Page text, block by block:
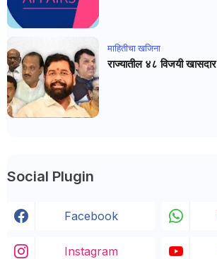
माहितीचा खजिना
राज्यातील ४८ विजयी खासदार
Social Plugin
Facebook
Instagram